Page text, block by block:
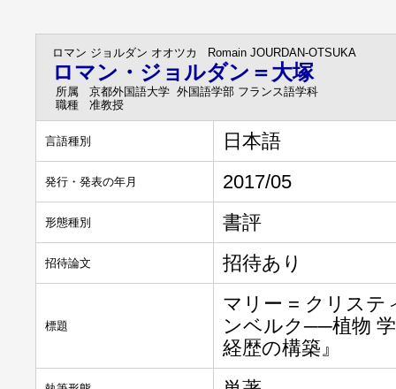
ロマン ジョルダン オオツカ Romain JOURDAN-OTSUKA
ロマン・ジョルダン＝大塚
所属
京都外国語大学 外国語学部 フランス語学科
職種
准教授
言語種別 日本語
発行・発表の年月 2017/05
形態種別 書評
招待論文 招待あり
標題
マリー = クリステ
ンベルク──植物
経歴の構築』